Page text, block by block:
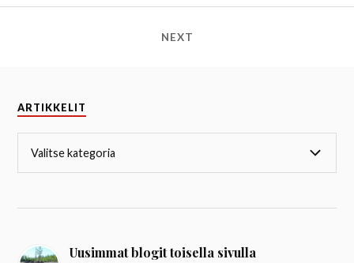
NEXT
ARTIKKELIT
Uusimmat blogit toisella sivulla